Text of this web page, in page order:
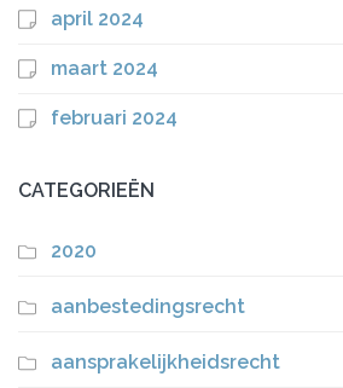
april 2024
maart 2024
februari 2024
CATEGORIEËN
2020
aanbestedingsrecht
aansprakelijkheidsrecht